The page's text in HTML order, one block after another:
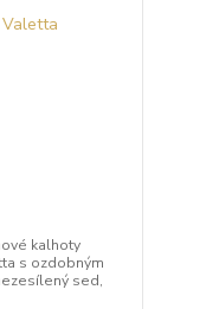
kalhoty
s ozdobným
sed,